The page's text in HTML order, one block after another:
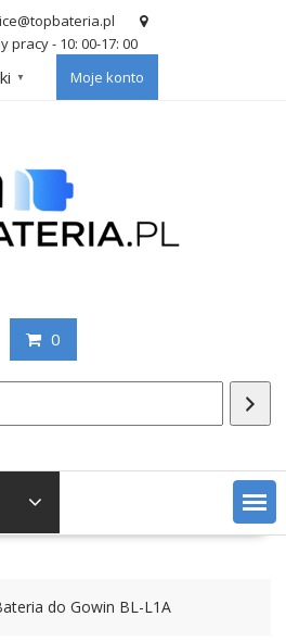
pracy - 10: 00-17: 00
▼ Moje konto
0
do Gowin BL-L1A